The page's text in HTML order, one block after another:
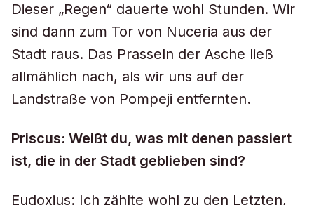
Dieser „Regen“ dauerte wohl Stunden. Wir
sind dann zum Tor von Nuceria aus der
Stadt raus. Das Prasseln der Asche ließ
allmählich nach, als wir uns auf der
Landstraße von Pompeji entfernten.
Priscus: Weißt du, was mit denen passiert
ist, die in der Stadt geblieben sind?
Eudoxius: Ich zählte wohl zu den Letzten,